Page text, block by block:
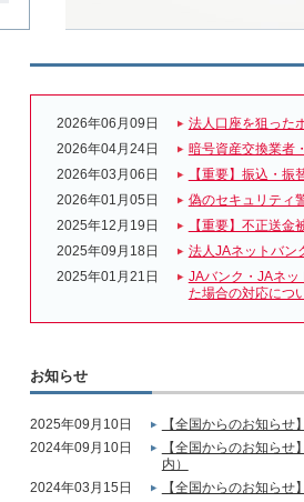
2026年06月09日
法人口座を狙った
2026年04月24日
暗号資産交換業者
2026年03月06日
【重要】振込・
2026年01月05日
偽のセキュリティ
2025年12月19日
【重要】不正送
2025年09月18日
法人JAネットバン
2025年01月21日
JAバンク・JAネ
た場合の対応につ
お知らせ
2025年09月10日
【全国からのお知ら
2024年09月10日
【全国からのお知ら
内）
2024年03月15日
【全国からのお知ら